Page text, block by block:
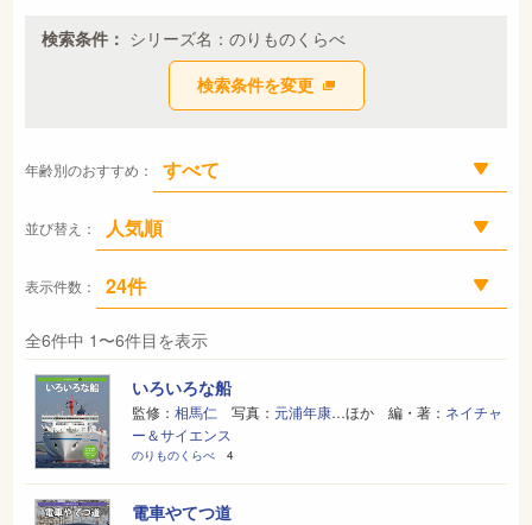
検索条件： シリーズ名：のりものくらべ
検索条件を変更
年齢別のおすすめ：
並び替え：
表示件数：
全6件中 1〜6件目を表示
いろいろな船
監修： 相馬仁 写真： 元浦年康…ほか 編・著： ネイチャ
ー＆サイエンス
のりものくらべ 4
電車やてつ道